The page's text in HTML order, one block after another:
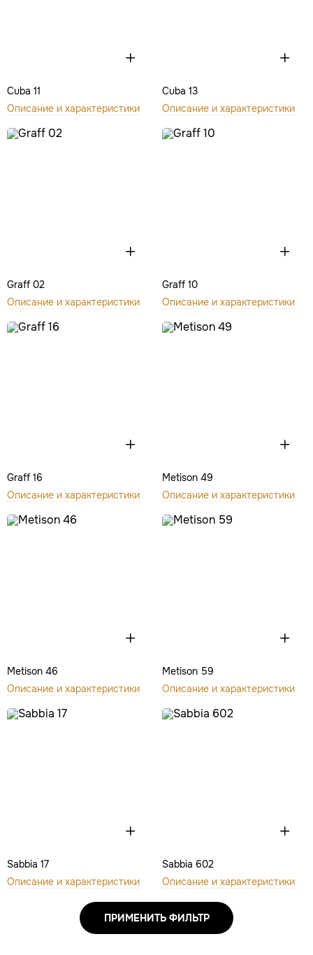
ПРИМЕНИТЬ ФИЛЬТР
Cuba 11
Описание и характеристики
Cuba 13
Описание и характеристики
Graff 02
Описание и характеристики
Graff 10
Описание и характеристики
Graff 16
Описание и характеристики
Metison 49
Описание и характеристики
Metison 46
Описание и характеристики
Metison 59
Описание и характеристики
Sabbia 17
Описание и характеристики
Sabbia 602
Описание и характеристики